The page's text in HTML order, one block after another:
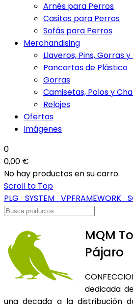
Arnés para Perros
Casitas para Perros
Sofás para Perros
Merchandising
Llaveros, Pins, Gorras
Pancartas de Plástico
Gorras
Camisetas, Polos y
Relojes
Ofertas
Imágenes
0
0,00 €
No hay productos en su carro.
Scroll to Top
MQM
Pájaro
dedicada
una decada a la distribución